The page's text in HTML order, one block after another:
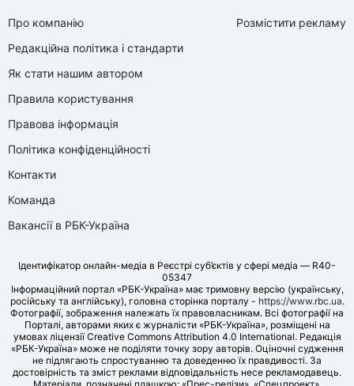
Про компанію
Редакційна політика і стандарти
Як стати нашим автором
Правила користування
Правова інформація
Політика конфіденційності
Контакти
Команда
Вакансії в РБК-Україна
Розмістити рекламу
Ідентифікатор онлайн-медіа в Реєстрі суб’єктів у сфері медіа — R40-
05347
Інформаційний портал «РБК-Україна» має тримовну версію (українську,
російську та англійську), головна сторінка порталу - https://www.rbc.ua.
Фотографії, зображення належать їх правовласникам. Всі фотографії на
Порталі, авторами яких є журналісти «РБК-Україна», розміщені на
умовах ліцензії Creative Commons Attribution 4.0 International. Редакція
«РБК-Україна» може не поділяти точку зору авторів. Оціночні судження
не підлягають спростуванню та доведенню їх правдивості. За
достовірність та зміст реклами відповідальність несе рекламодавець.